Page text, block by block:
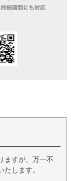
ますが、万一不
します。